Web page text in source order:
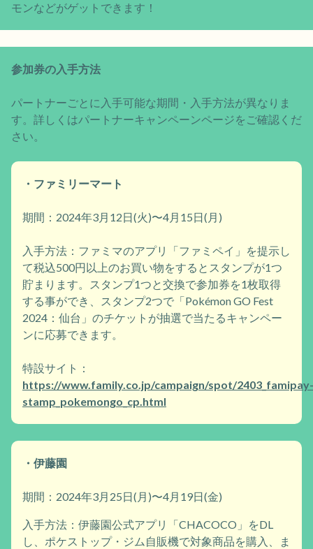
モンなどがゲットできます！
参加券の入手方法
パートナーごとに入手可能な期間・入手方法が異なりま
す。詳しくはパートナーキャンペーンページをご確認くだ
さい。
・ファミリーマート
期間：2024年3月12日(火)〜4月15日(月)
入手方法：ファミマのアプリ「ファミペイ」を提示し
て税込500円以上のお買い物をするとスタンプが1つ
貯まります。スタンプ1つと交換で参加券を1枚取得
する事ができ、スタンプ2つで「Pokémon GO Fest
2024：仙台」のチケットが抽選で当たるキャンペー
ンに応募できます。
特設サイト：
https://www.family.co.jp/campaign/spot/2403_famipay-
stamp_pokemongo_cp.html
・伊藤園
期間：2024年3月25日(月)〜4月19日(金)
入手方法：伊藤園公式アプリ「CHACOCO」をDL
し、ポケストップ・ジム自販機で対象商品を購入、ま